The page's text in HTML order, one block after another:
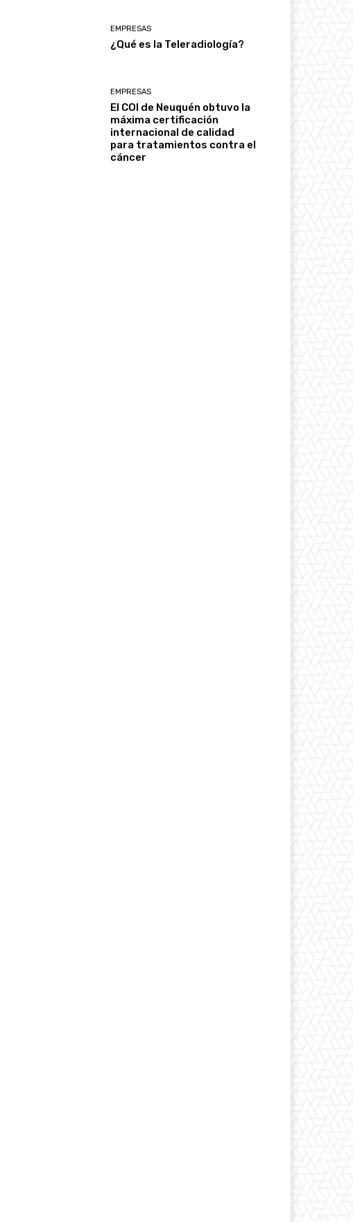
EMPRESAS
¿Qué es la Teleradiología?
EMPRESAS
El COI de Neuquén obtuvo la
máxima certificación
internacional de calidad
para tratamientos contra el
cáncer